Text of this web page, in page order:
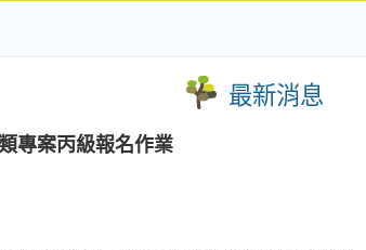
最新消息
專案丙級報名作業